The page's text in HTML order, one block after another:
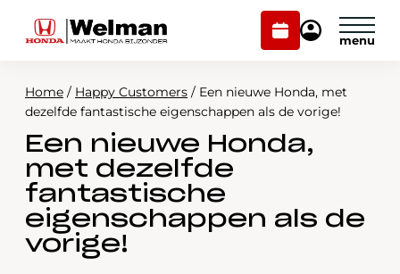
Plan
onderhoud
Mijn
Modellen
Voorraad
Onderhoud en service
Over ons
Plan onderhoud
Mijn Honda Welman
Home / Happy Customers / Een nieuwe Honda, met
dezelfde fantastische eigenschappen als de vorige!
Een nieuwe Honda,
met dezelfde
fantastische
eigenschappen als de
vorige!